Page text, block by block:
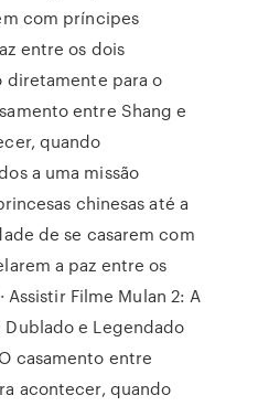
com príncipes
entre os dois
diretamente para o
entre Shang e
quando
a uma missão
chinesas até a
de se casarem com
a paz entre os
Assistir Filme Mulan 2: A
e Legendado
casamento entre
acontecer, quando